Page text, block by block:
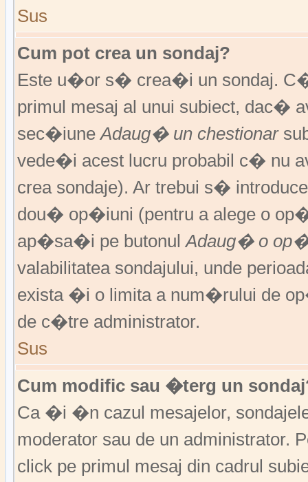
Sus
Cum pot crea un sondaj?
Este u�or s� crea�i un sondaj.
primul mesaj al unui subiect, dac�
sec�iuneAdaug� un chestionar
vede�i acest lucru probabil c� nu
crea sondaje). Ar trebui s�
dou� op�iuni (pentru a alege o
ap�sa�i pe butonulAdaug� o
valabilitatea sondajului, unde
exista �i o limita a num�rului de
de c�tre administrator.
Sus
Cum modific sau �terg un
Ca �i �n cazul mesajelor,
moderator sau de un administrator.
click pe primul mesaj din cadrul